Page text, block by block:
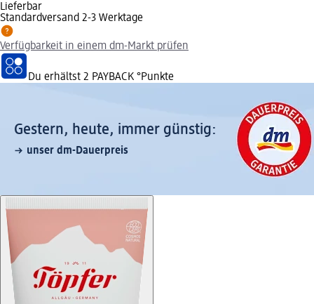
Lieferbar
Standardversand 2-3 Werktage
Verfügbarkeit in einem dm-Markt prüfen
Du erhältst 2 PAYBACK °Punkte
Gestern, heute, immer günstig:
unser dm-Dauerpreis